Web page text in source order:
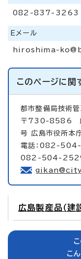
082-837-3263
Eメール
hiroshima-
このページに関
都市整備局技術
〒730-8586 広
号 広島市役所本
電話：082-504-
082-504-
広島製産品（建
こ